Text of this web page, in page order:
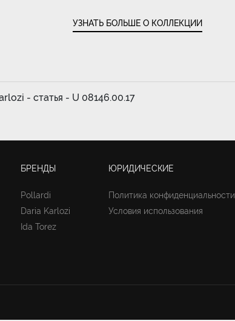
УЗНАТЬ БОЛЬШЕ О КОЛЛЕКЦИИ
- статья - U 08146.00.17
БРЕНДЫ
Pollardi
Daria Karlozi
Ida Torez
ЮРИДИЧЕСКИЕ
Политика конфиденциальности
Условия использования